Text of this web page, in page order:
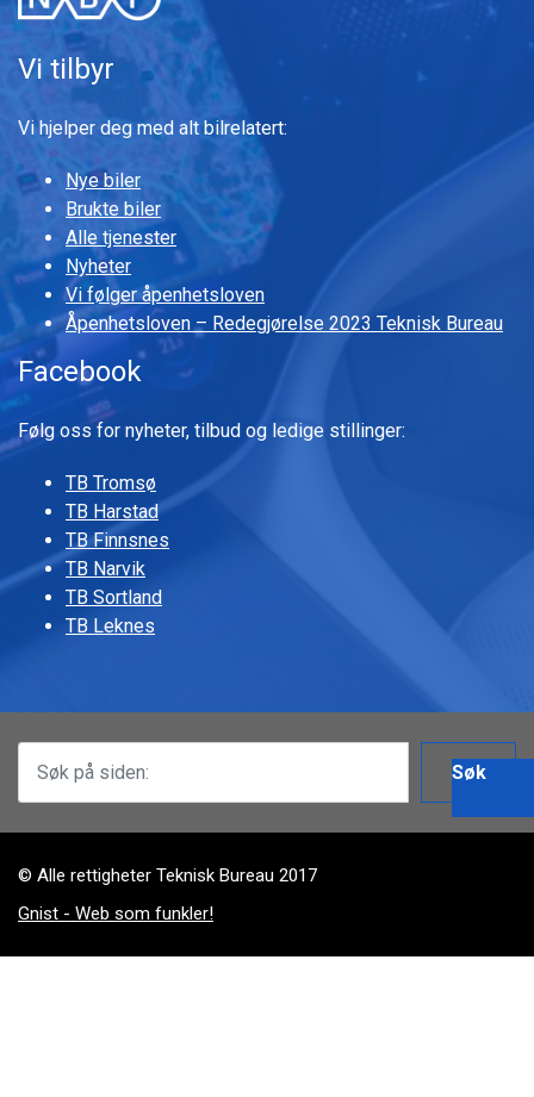
Vi tilbyr
Vi hjelper deg med alt bilrelatert:
Nye biler
Brukte biler
Alle tjenester
Nyheter
Vi følger åpenhetsloven
Åpenhetsloven – Redegjørelse 2023 Teknisk Bureau
Facebook
Følg oss for nyheter, tilbud og ledige stillinger:
TB Tromsø
TB Harstad
TB Finnsnes
TB Narvik
TB Sortland
TB Leknes
Søk
© Alle rettigheter Teknisk Bureau 2017
Gnist - Web som funkler!